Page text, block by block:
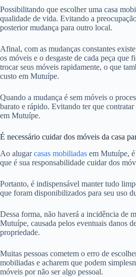
Possibilitando que escolher uma casa
qualidade de vida. Evitando a
posterior mudança para outro local.
Afinal, com as mudanças constantes
os móveis e o desgaste de cada peça que
trocar seus móveis rapidamente, o que
custo em Mutuípe.
Quando a mudança é sem móveis o
barato e rápido. Evitando ter que
em Mutuípe.
É necessário cuidar dos móveis da casa
Ao alugarcasas mobiliadas em Mutuípe,
que é sua responsabilidade cuidar dos
Portanto, é indispensável manter tudo
que foram disponibilizados para seu uso
Dessa forma, não haverá a incidência de
Mutuípe, causada pelos eventuais danos
propriedade.
Muitas pessoas cometem o erro de
mobiliadas e acharem que podem
móveis por não ser algo pessoal.